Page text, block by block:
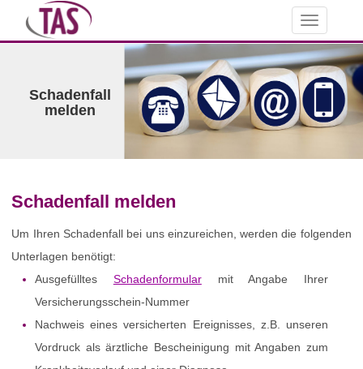
Toggle
navigation
Schadenfall
melden
Schadenfall melden
Um Ihren Schadenfall bei uns einzureichen, werden die folgenden
Unterlagen benötigt:
Ausgefülltes Schadenformularmit Angabe Ihrer
Versicherungsschein-Nummer
Nachweis eines versicherten Ereignisses, z.B. unseren
Vordruck als ärztliche Bescheinigung mit Angaben zum